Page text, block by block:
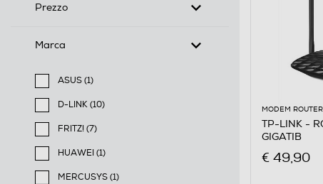
Prezzo
Marca
ASUS (1)
Filtra per Marca: ASUS
D-LINK (10)
Filtra per Marca: D-LINK
FRITZ! (7)
Filtra per Marca: FRITZ!
HUAWEI (1)
Filtra per Marca: HUAWEI
MERCUSYS (1)
MODEM ROUTER
TP-LINK -
GIGATIB
€ 49,90